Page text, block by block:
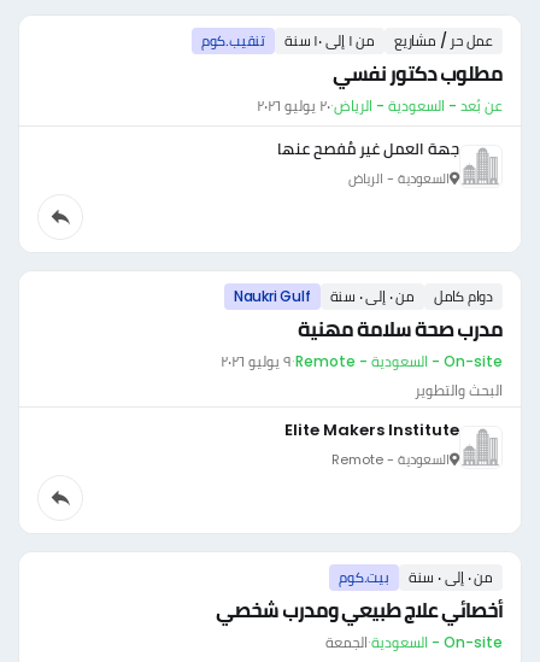
عمل حر / مشاريع من ١ إلى ١٠ سنة تنقيب.كوم
مطلوب دكتور نفسي
عن بُعد - السعودية - الرياض·٢٠ يوليو ٢٠٢٦
جهة العمل غير مُفصح عنها
السعودية - الرياض
دوام كامل من ٠ إلى ٠ سنة Naukri Gulf
مدرب صحة سلامة مهنية
On-site - السعودية - Remote ·٩ يوليو ٢٠٢٦
البحث والتطوير
Elite Makers Institute
السعودية - Remote
من ٠ إلى ٠ سنة بيت.كوم
أخصائي علاج طبيعي ومدرب شخصي
On-site - السعودية ·الجمعة